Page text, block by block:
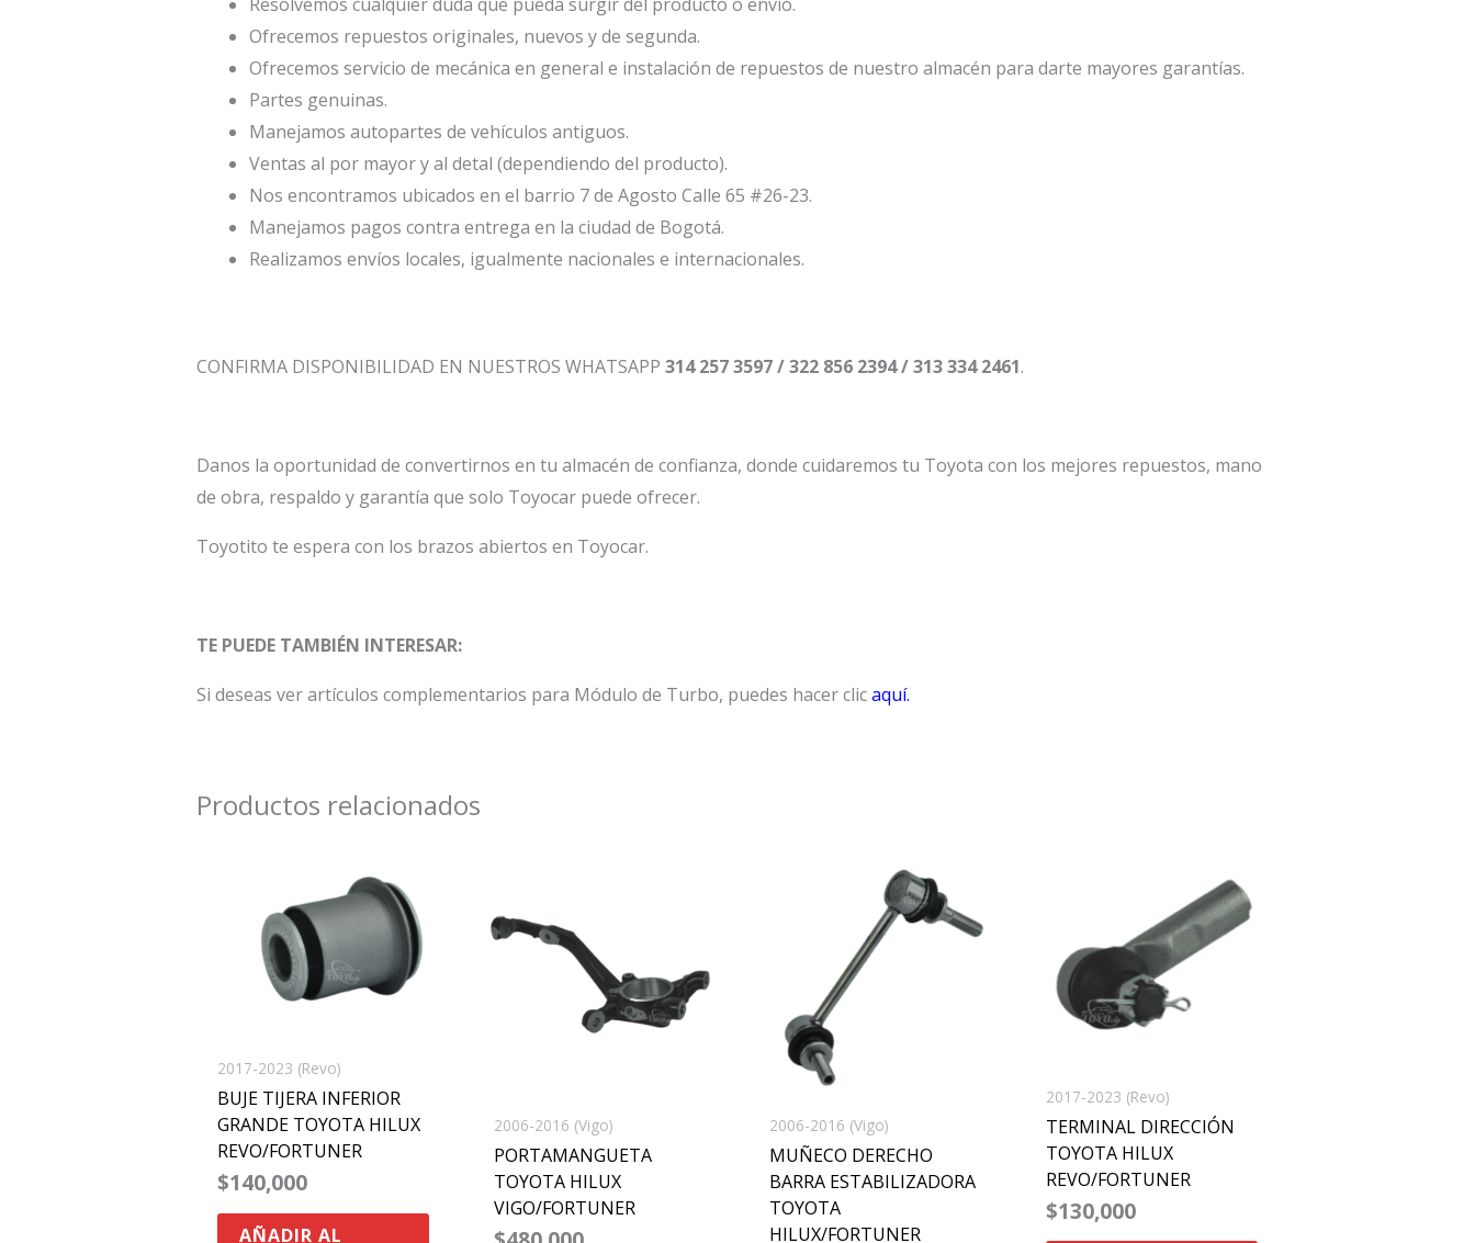
Ofrecemos repuestos originales, nuevos y de segunda.
Ofrecemos servicio de mecánica en general e instalación de repuestos de nuestro almacén para darte mayores garantías.
Partes genuinas.
Manejamos autopartes de vehículos antiguos.
Ventas al por mayor y al detal (dependiendo del producto).
Nos encontramos ubicados en el barrio 7 de Agosto Calle 65 #26-23.
Manejamos pagos contra entrega en la ciudad de Bogotá.
Realizamos envíos locales, igualmente nacionales e internacionales.
CONFIRMA DISPONIBILIDAD EN NUESTROS WHATSAPP 314 257 3597 / 322 856 2394 / 313 334 2461.
Danos la oportunidad de convertirnos en tu almacén de confianza, donde cuidaremos tu Toyota con los mejores repuestos, mano
de obra, respaldo y garantía que solo Toyocar puede ofrecer.
Toyotito te espera con los brazos abiertos en Toyocar.
TE PUEDE TAMBIÉN INTERESAR:
Si deseas ver artículos complementarios para Módulo de Turbo, puedes hacer clicaquí.
Productos relacionados
2017-2023 (Revo)
BUJE TIJERA INFERIOR
GRANDE TOYOTA HILUX
REVO/FORTUNER
$140,000
AÑADIR AL
2006-2016 (Vigo)
PORTAMANGUETA
TOYOTA HILUX
VIGO/FORTUNER
variantes.
2006-2016 (Vigo)
MUÑECO DERECHO
BARRA ESTABILIZADORA
TOYOTA
HILUX/FORTUNER
2017-2023 (Revo)
TERMINAL DIRECCIÓN
TOYOTA HILUX
REVO/FORTUNER
$130,000